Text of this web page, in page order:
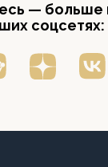
— больше
соцсетях: